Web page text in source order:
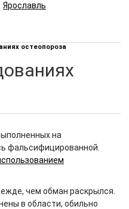
Ярославль
остеопороза
на
фальсифицированной.
чем обман раскрылся.
в области, обильно